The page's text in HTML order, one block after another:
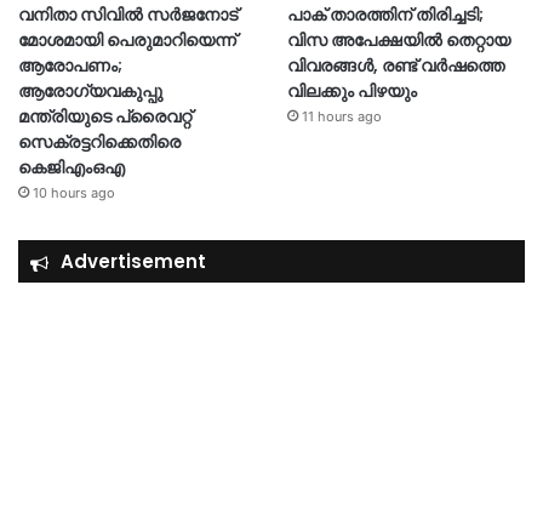
വനിതാ സിവിൽ സർജനോട്
മോശമായി പെരുമാറിയെന്ന്
ആരോപണം;
ആരോഗ്യവകുപ്പു
മന്ത്രിയുടെ പ്രൈവറ്റ്
സെക്രട്ടറിക്കെതിരെ
കെജിഎംഒഎ
10 hours ago
പാക് താരത്തിന് തിരിച്ചടി;
വിസ അപേക്ഷയിൽ തെറ്റായ
വിവരങ്ങൾ, രണ്ട് വർഷത്തെ
വിലക്കും പിഴയും
11 hours ago
Advertisement